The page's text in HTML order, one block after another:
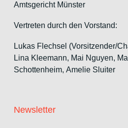
Amtsgericht Münster
Vertreten durch den Vorstand:
Lukas Flechsel (Vorsitzender/
Lina Kleemann, Mai Nguyen,
Schottenheim, Amelie Sluiter
Newsletter